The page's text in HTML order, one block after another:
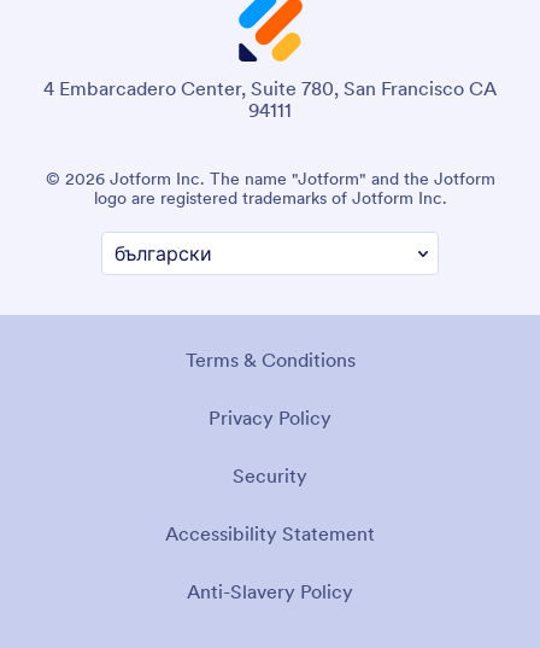
4 Embarcadero Center, Suite 780, San Francisco CA
94111
© 2026 Jotform Inc. The name "Jotform" and the Jotform
logo are registered trademarks of Jotform Inc.
Terms & Conditions
Privacy Policy
Security
Accessibility Statement
Anti-Slavery Policy